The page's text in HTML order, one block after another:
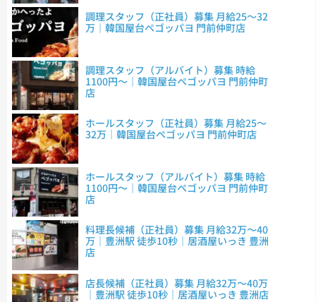
調理スタッフ（正社員）募集 月給25～32
万｜韓国屋台ペゴッパヨ 門前仲町店
調理スタッフ（アルバイト）募集 時給
1100円～｜韓国屋台ペゴッパヨ 門前仲町
店
ホールスタッフ（正社員）募集 月給25～
32万｜韓国屋台ペゴッパヨ 門前仲町店
ホールスタッフ（アルバイト）募集 時給
1100円～｜韓国屋台ペゴッパヨ 門前仲町
店
料理長候補（正社員）募集 月給32万～40
万｜豊洲駅 徒歩10秒｜居酒屋いっき 豊洲
店
店長候補（正社員）募集 月給32万～40万
｜豊洲駅 徒歩10秒｜居酒屋いっき 豊洲店